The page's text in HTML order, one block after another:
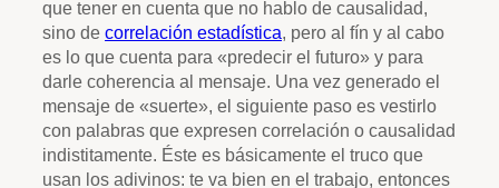
que tener en cuenta que no hablo de causalidad,
sino de correlación estadística, pero al fín y al cabo
es lo que cuenta para «predecir el futuro» y para
darle coherencia al mensaje. Una vez generado el
mensaje de «suerte», el siguiente paso es vestirlo
con palabras que expresen correlación o causalidad
indistitamente. Éste es básicamente el truco que
usan los adivinos: te va bien en el trabajo, entonces